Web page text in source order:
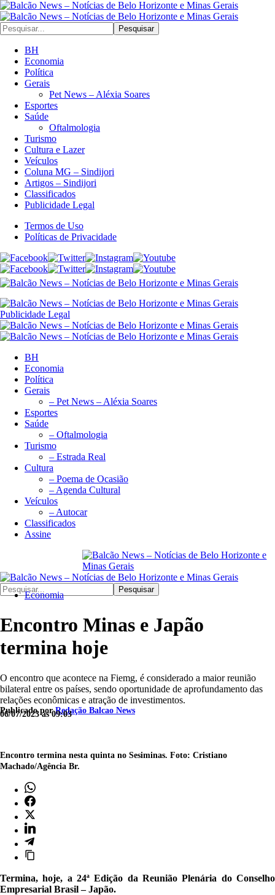
Pesquisar
BH
Economia
Política
Gerais
Pet News – Aléxia Soares
Esportes
Saúde
Oftalmologia
Turismo
Cultura e Lazer
Veículos
Coluna MG – Sindijori
Artigos – Sindijori
Classificados
Publicidade Legal
Termos de Uso
Políticas de Privacidade
Publicidade Legal
BH
Economia
Política
Gerais
– Pet News – Aléxia Soares
Esportes
Saúde
– Oftalmologia
Turismo
– Estrada Real
Cultura
– Poema de Ocasião
– Agenda Cultural
Veículos
– Autocar
Classificados
Assine
Pesquisar
Economia
Encontro Minas e Japão
termina hoje
O encontro que acontece na Fiemg, é considerado a maior reunião
bilateral entre os países, sendo oportunidade de aprofundamento das
relações econômicas e atração de investimentos.
Publicado porRedação Balcao News
06/07/2023 às 09:03
Encontro termina nesta quinta no Sesiminas. Foto: Cristiano
Machado/Agência Br.
Termina, hoje, a 24ª Edição da Reunião Plenária do Conselho
Empresarial Brasil – Japão.